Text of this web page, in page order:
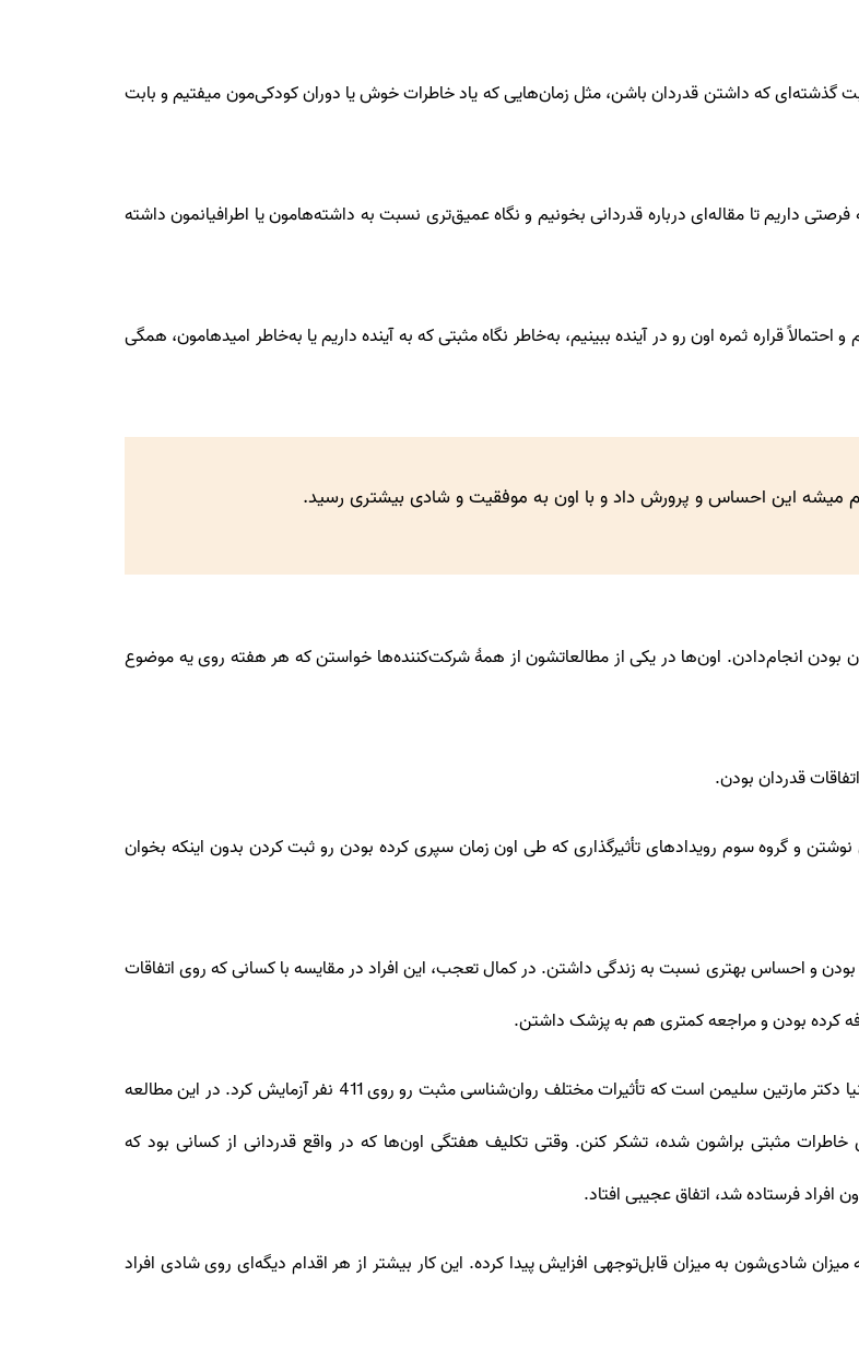
گذشته‌ای که داشتن قدردان باشن، مثل زمان‌هایی که یاد خاطرات خوش یا دوران کودکی‌مون میفتیم و بابت
داریم تا مقاله‌ای درباره قدردانی بخونیم و نگاه عمیق‌تری نسبت به داشته‌هامون یا اطرافیانمون داشته
قراره ثمره اون رو در آینده ببینیم، به‌خاطر نگاه مثبتی که به آینده داریم یا به‌خاطر امیدهامون، همگی
میشه این احساس و پرورش داد و با اون به موفقیت و شادی بیشتری رسید.
بودن انجام‌دادن. اون‌ها در یکی از مطالعاتشون از همۀ شرکت‌کننده‌ها خواستن که هر هفته روی یه موضوع
قدردان بودن.
و گروه سوم رویدادهای تأثیرگذاری که طی اون زمان سپری کرده بودن رو ثبت کردن بدون اینکه بخوان
و احساس بهتری نسبت به زندگی داشتن. در کمال تعجب، این افراد در مقایسه با کسانی که روی اتفاقات
کرده بودن و مراجعه کمتری هم به پزشک داشتن.
یکی دیگه از محققین برجسته در این زمینه، روان‌شناسِ دانشگاه پنسیلوانیا دکتر مارتین سلیمن است که تأثیرات مختلف روان‌شناسی مثبت رو روی 411 نفر آزمایش کرد. در این مطالعه
مثبتی براشون شده، تشکر کنن. وقتی تکلیف هفتگی اون‌ها که در واقع قدردانی از کسانی بود که
فرستاده شد، اتفاق عجیبی افتاد.
شادی‌شون به میزان قابل‌توجهی افزایش پیدا کرده. این کار بیشتر از هر اقدام دیگه‌ای روی شادی افراد